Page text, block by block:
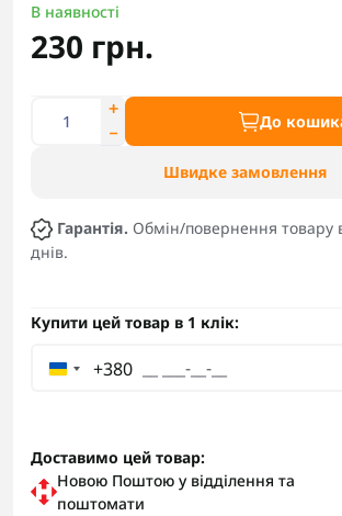
В наявності
230 грн.
До
Швидке замовлення
Гарантія. Обмін/повернення товару
днів.
Купити цей товар в 1 клік:
+380
Доставимо цей товар:
Новою Поштою у відділення та
поштомати